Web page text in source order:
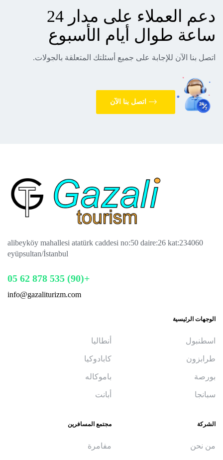
دعم العملاء على مدار 24
ساعة طوال أيام الأسبوع
اتصل بنا الآن للإجابة على جميع أسئلتك المتعلقة بالجولات.
اتصل بنا الآن
alibeyköy mahallesi atatürk caddesi no:50 daire:26 kat:234060
eyüpsultan/İstanbul
+(90) 535 878 62 05
info@gazaliturizm.com
الوجهات الرئيسية
اسطنبول
طرابزون
بورصة
سبانجا
أنطاليا
كابادوكيا
باموكاله
أبانت
الشركة
من نحن
مجتمع المسافرين
مفامرة